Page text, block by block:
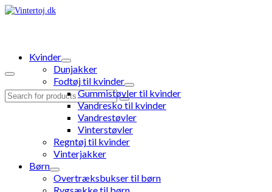
Search
Kvinder
Dunjakker
Fodtøj til kvinder
Gummistøvler til kvinder
Vandresko til kvinder
Vandrestøvler
Vinterstøvler
Regntøj til kvinder
Vinterjakker
Børn
Overtræksbukser til børn